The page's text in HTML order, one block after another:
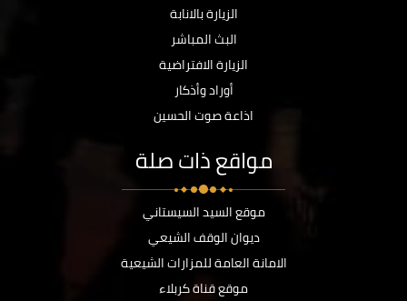
الزيارة بالانابة
البث المباشر
الزيارة الافتراضية
أوراد وأذكار
اذاعة صوت الحسين
مواقع ذات صلة
موقع السيد السيستاني
ديوان الوقف الشيعي
الامانة العامة للمزارات الشيعية
موقع قناة كربلاء